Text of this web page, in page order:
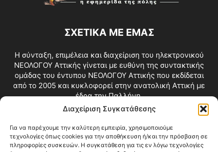
Διαχείριση Συγκατάθεσης
Για να παρέχουμε την καλύτερη εμπειρία, χρησιμοποιούμε
τεχνολογίες όπως cookies για την αποθήκευση ή/και την πρόσβαση σε
πληροφορίες συσκευών. Η συγκατάθεση για τις εν λόγω τεχνολογίες
ΣΧΕΤΙΚΑ ΜΕ ΕΜΑΣ
Η σύνταξη, επιμέλεια και διαχείριση του ηλεκτρονικού
ΝΕΟΛΟΓΟΥ Αττικής γίνεται με ευθύνη της συντακτικής
ομάδας του έντυπου ΝΕΟΛΟΓΟΥ Αττικής που εκδίδεται
από το 2005 και κυκλοφορεί στην ανατολική Αττική με
έδρα την Παλλήνη.
Επικοινωνία:info@neologosattikis.gr
ΑΚΟΛΟΥΘΗΣΕ ΜΑΣ